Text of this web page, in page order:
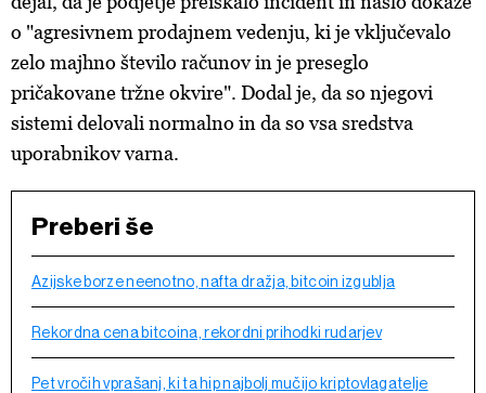
o "agresivnem prodajnem vedenju, ki je vključevalo
zelo majhno število računov in je preseglo
pričakovane tržne okvire". Dodal je, da so njegovi
sistemi delovali normalno in da so vsa sredstva
uporabnikov varna.
Preberi še
Azijske borze neenotno, nafta dražja, bitcoin izgublja
Rekordna cena bitcoina, rekordni prihodki rudarjev
Pet vročih vprašanj, ki ta hip najbolj mučijo kriptovlagatelje